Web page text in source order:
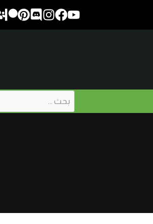
البحث
عن: